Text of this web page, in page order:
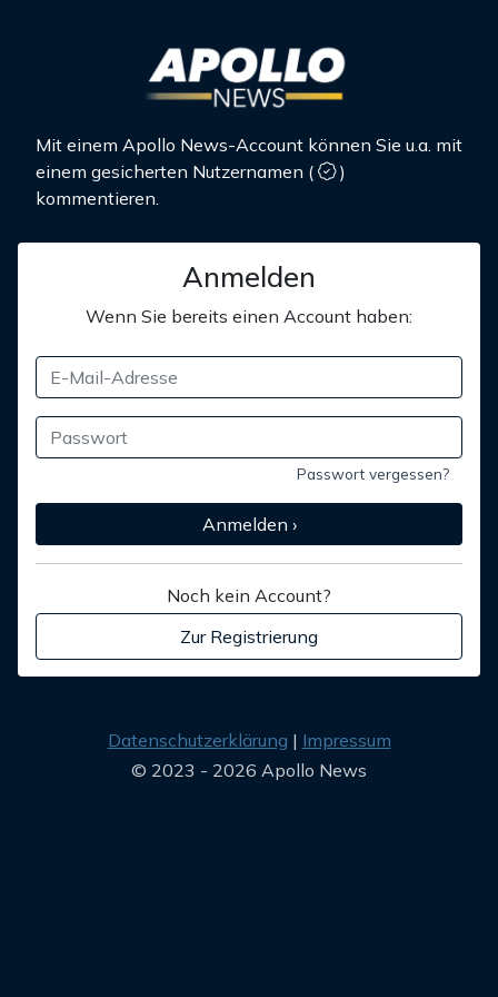
Mit einem Apollo News-Account können Sie u.a. mit
einem gesicherten Nutzernamen (
)
kommentieren.
Anmelden
Wenn Sie bereits einen Account haben:
Passwort vergessen?
Anmelden ›
Noch kein Account?
Zur Registrierung
Datenschutzerklärung
Impressum
© 2023 - 2026 Apollo News